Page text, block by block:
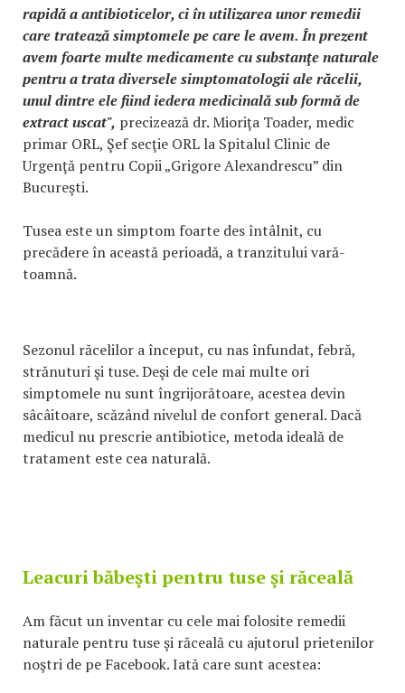
rapidă a antibioticelor, ci în utilizarea unor remedii
care tratează simptomele pe care le avem. În prezent
avem foarte multe medicamente cu substanţe naturale
pentru a trata diversele simptomatologii ale răcelii,
unul dintre ele fiind iedera medicinală sub formă de
extract uscat", precizează dr. Mioriţa Toader, medic
primar ORL, Şef secţie ORL la Spitalul Clinic de
Urgenţă pentru Copii „Grigore Alexandrescu” din
Bucureşti.
Tusea este un simptom foarte des întâlnit, cu
precădere în această perioadă, a tranzitului vară-
toamnă.
Sezonul răcelilor a început, cu nas înfundat, febră,
strănuturi şi tuse. Deşi de cele mai multe ori
simptomele nu sunt îngrijorătoare, acestea devin
sâcâitoare, scăzând nivelul de confort general. Dacă
medicul nu prescrie antibiotice, metoda ideală de
tratament este cea naturală.
Leacuri băbeşti pentru tuse şi răceală
Am făcut un inventar cu cele mai folosite remedii
naturale pentru tuse şi răceală cu ajutorul prietenilor
noştri de pe Facebook. Iată care sunt acestea: